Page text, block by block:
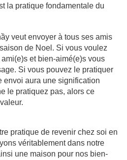
la pratique fondamentale du
veut envoyer à tous ses amis
de Noel. Si vous voulez
et bien-aimé(e)s vous
Si vous pouvez le pratiquer
envoi aura une signification
le pratiquez pas, alors ce
pratique de revenir chez soi en
véritablement dans notre
une maison pour nos bien-